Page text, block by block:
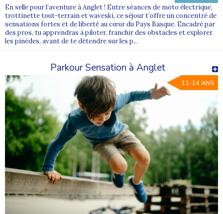
En selle pour l’aventure à Anglet ! Entre séances de moto électrique,
trottinette tout-terrain et waveski, ce séjour t’offre un concentré de
sensations fortes et de liberté au cœur du Pays Basque. Encadré par
des pros, tu apprendras à piloter, franchir des obstacles et explorer
les pinèdes, avant de te détendre sur les p...
Parkour Sensation à Anglet
11-14 ANS